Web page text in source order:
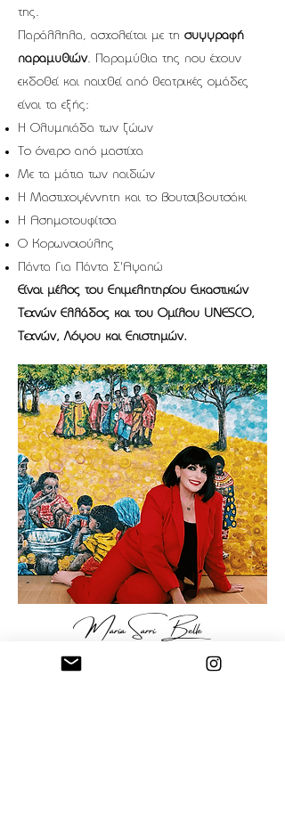
της.
Παράλληλα, ασχολείται με τη συγγραφή
παραμυθιών. Παραμύθια της που έχουν
εκδοθεί και παιχθεί από θεατρικές ομάδες
είναι τα εξής:
Η Ολυμπιάδα των ζώων
Το όνειρο από μαστίχα
Με τα μάτια των παιδιών
Η Μαστιχογέννητη και το Βουτσιβουτσάκι
Η Ασημοτουφίτσα
Ο Κορωνοιούλης
Πάντα Για Πάντα Σ'Αγαπώ
Είναι μέλος του Επιμελητηρίου Εικαστικών
Τεχνών Ελλάδος και του Ομίλου UNESCO,
Τεχνών, Λόγου και Επιστημών.
Maria Sarri Belle